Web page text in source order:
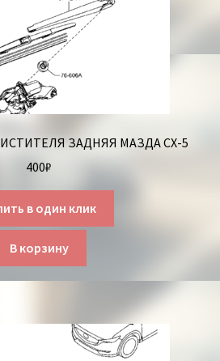
ЗАДНЯЯ МАЗДА СХ-5
400₽
в один клик
В корзину